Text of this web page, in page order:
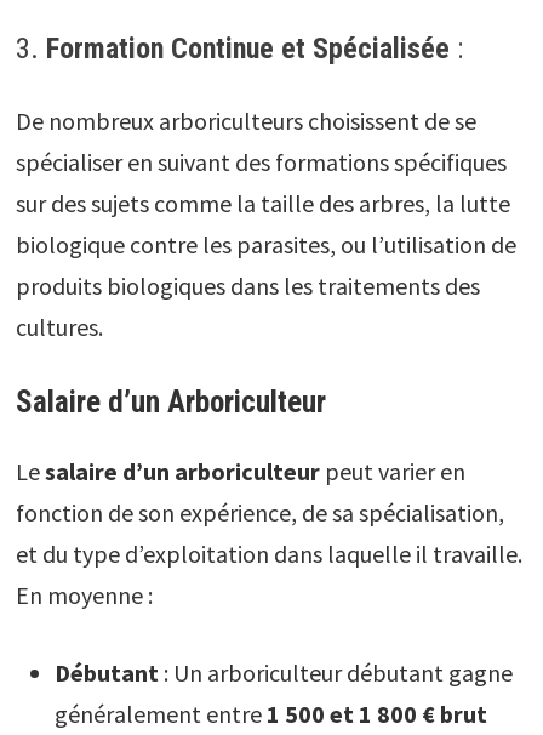
3. Formation Continue et Spécialisée :
De nombreux arboriculteurs choisissent de se
spécialiser en suivant des formations spécifiques
sur des sujets comme la taille des arbres, la lutte
biologique contre les parasites, ou l’utilisation de
produits biologiques dans les traitements des
cultures.
Salaire d’un Arboriculteur
Lesalaire d’un arboriculteurpeut varier en
fonction de son expérience, de sa spécialisation,
et du type d’exploitation dans laquelle il travaille.
En moyenne :
Débutant: Un arboriculteur débutant gagne
généralement entre 1 500 et 1 800 € brut